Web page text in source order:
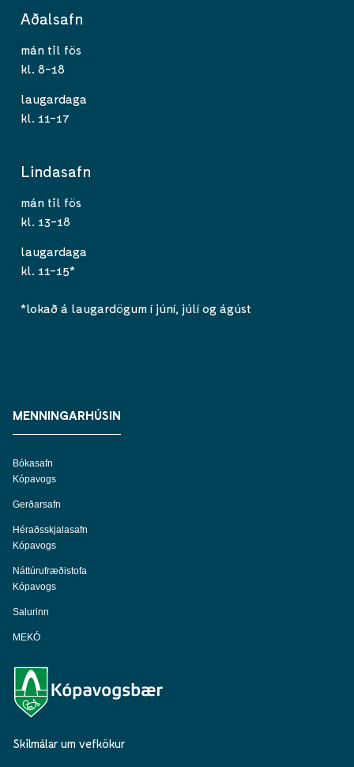
Aðalsafn
mán til fös
kl. 8-18
laugardaga
kl. 11-17
Lindasafn
mán til fös
kl. 13-18
laugardaga
kl. 11-15*
*lokað á laugardögum í júní, júlí og ágúst
MENNINGARHÚSIN
Bókasafn
Kópavogs
Gerðarsafn
Héraðsskjalasafn
Kópavogs
Náttúrufræðistofa
Kópavogs
Salurinn
MEKÓ
Skilmálar um vefkökur